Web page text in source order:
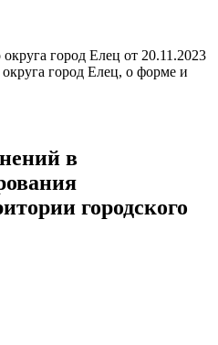
город Елец от 20.11.2023
город Елец, о форме и
в
городского